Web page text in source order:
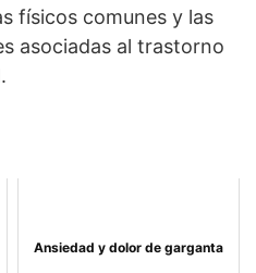
físicos comunes y las
asociadas al trastorno
Ansiedad y dolor de garganta